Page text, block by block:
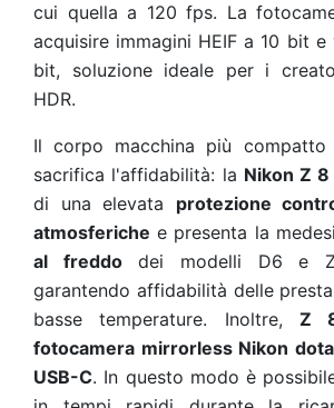
cui quella a 120 fps. La
acquisire immagini HEIF a 10 bit e
bit, soluzione ideale per i
HDR.
Il corpo macchina più
sacrifica l'affidabilità: la Nikon Z 8
di una elevata protezione
atmosferiche e presenta la
al freddodei modelli D6 e
garantendo affidabilità delle
basse temperature. Inoltre, Z
fotocamera mirrorless Nikon
USB-C. In questo modo è